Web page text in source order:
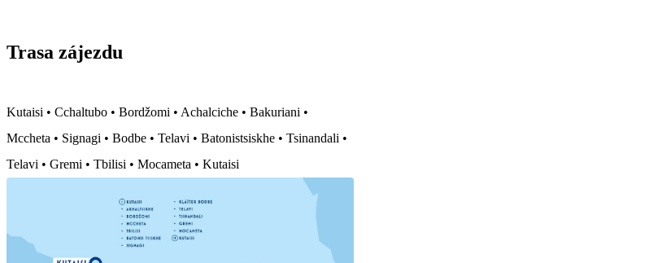
Trasa zájezdu
Kutaisi • Cchaltubo • Bordžomi • Achalciche • Bakuriani •
Mccheta • Signagi • Bodbe • Telavi • Batonistsiskhe • Tsinandali •
Telavi • Gremi • Tbilisi • Mocameta • Kutaisi